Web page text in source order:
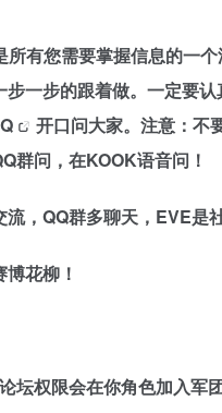
有您需要掌握信息的一
一步的跟着做。一定要
开口问大家。注意：不
群问，在KOOK语音问！
，QQ群多聊天，EVE是
花柳！
坛权限会在你角色加入军